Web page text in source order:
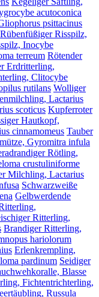
acutoconica
psittacinus
Rübenfüßiger Risspilz,
Inocybe
terreum Rötender
Erdritterling,
Clitocybe
rutilans Wolliger
Lactarius
scoticus Kupferroter
Hautkopf,
cinnamomeus Tauber
Gyromitra infula
Rötling,
crustuliniforme
Milchling, Lactarius
Schwarzweiße
Gelbwerdende
Ritterling,
Brandiger Ritterling,
hariolorum
Erlenkrempling,
pardinum Seidiger
Blasse
Fichtentrichterling,
Russula